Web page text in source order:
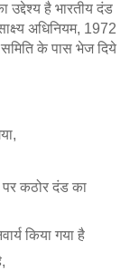
है भारतीय दंड
अधिनियम, 1972
के पास भेज दिये
पर कठोर दंड का
किया गया है